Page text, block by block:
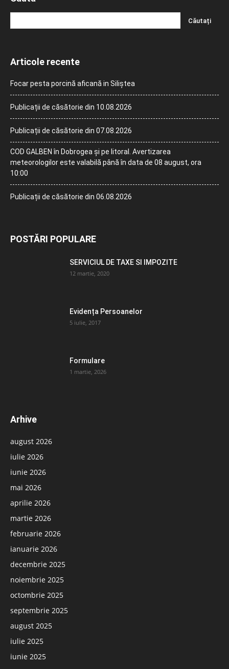
Articole recente
Focar pesta porcină aficană in Siliștea
Publicații de căsătorie din 10.08.2026
Publicații de căsătorie din 07.08.2026
COD GALBEN în Dobrogea și pe litoral. Avertizarea
meteorologilor este valabilă până în data de 08 august, ora
10:00
Publicații de căsătorie din 06.08.2026
POSTĂRI POPULARE
SERVICIUL DE TAXE SI IMPOZITE
12 martie, 2020
Evidența Persoanelor
5 iulie, 2017
Formulare
1 martie, 2026
Arhive
august 2026
iulie 2026
iunie 2026
mai 2026
aprilie 2026
martie 2026
februarie 2026
ianuarie 2026
decembrie 2025
noiembrie 2025
octombrie 2025
septembrie 2025
august 2025
iulie 2025
iunie 2025